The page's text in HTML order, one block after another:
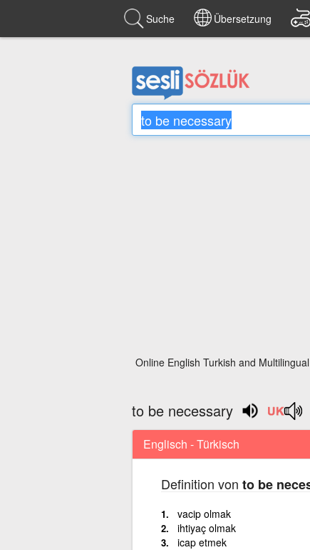
Suche Übersetzung
Online English Turkish and
to be necessary
Englisch - Türkisch
Definition von to be
vacip olmak
ihtiyaç olmak
icap etmek